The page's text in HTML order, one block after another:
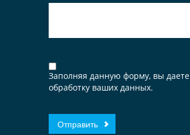
Заполняя данную форму, вы даете
обработку ваших данных.